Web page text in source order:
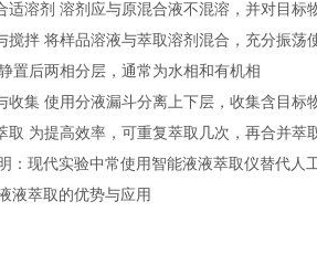
适溶剂 溶剂应与原混合液不混溶，并对目标
搅拌 将样品溶液与萃取溶剂混合，充分振荡
置后两相分层，通常为水相和有机相
收集 使用分液漏斗分离上下层，收集含目标
取 为提高效率，可重复萃取几次，再合并萃
：现代实验中常使用智能液液萃取仪替代人
液萃取的优势与应用